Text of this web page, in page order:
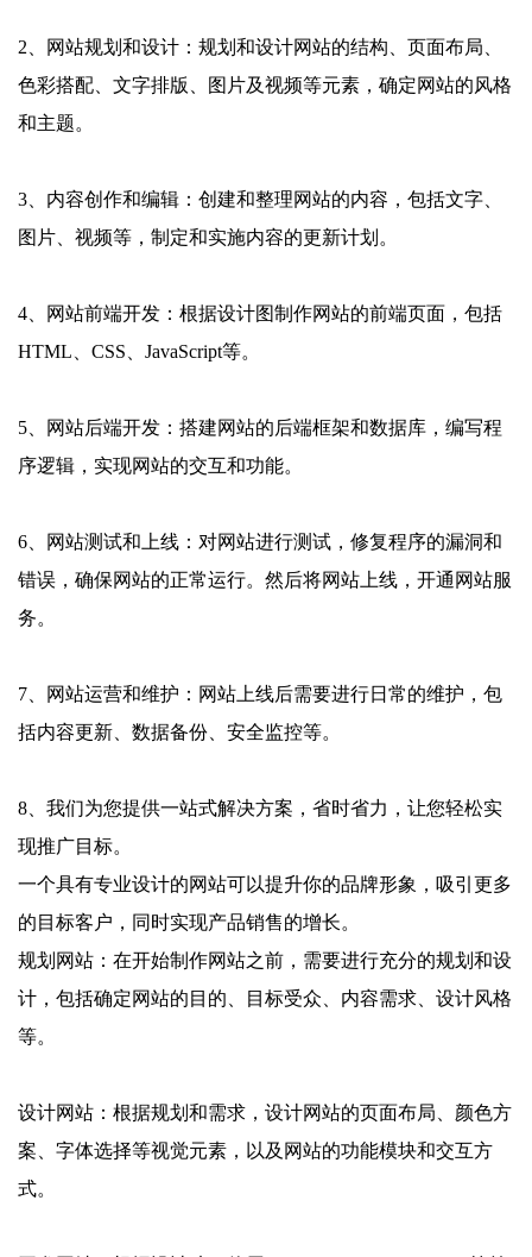
2、网站规划和设计：规划和设计网站的结构、页面布局、
色彩搭配、文字排版、图片及视频等元素，确定网站的风格
和主题。
3、内容创作和编辑：创建和整理网站的内容，包括文字、
图片、视频等，制定和实施内容的更新计划。
4、网站前端开发：根据设计图制作网站的前端页面，包括
HTML、CSS、JavaScript等。
5、网站后端开发：搭建网站的后端框架和数据库，编写程
序逻辑，实现网站的交互和功能。
6、网站测试和上线：对网站进行测试，修复程序的漏洞和
错误，确保网站的正常运行。然后将网站上线，开通网站服
务。
7、网站运营和维护：网站上线后需要进行日常的维护，包
括内容更新、数据备份、安全监控等。
8、我们为您提供一站式解决方案，省时省力，让您轻松实
现推广目标。
一个具有专业设计的网站可以提升你的品牌形象，吸引更多
的目标客户，同时实现产品销售的增长。
规划网站：在开始制作网站之前，需要进行充分的规划和设
计，包括确定网站的目的、目标受众、内容需求、设计风格
等。
设计网站：根据规划和需求，设计网站的页面布局、颜色方
案、字体选择等视觉元素，以及网站的功能模块和交互方
式。